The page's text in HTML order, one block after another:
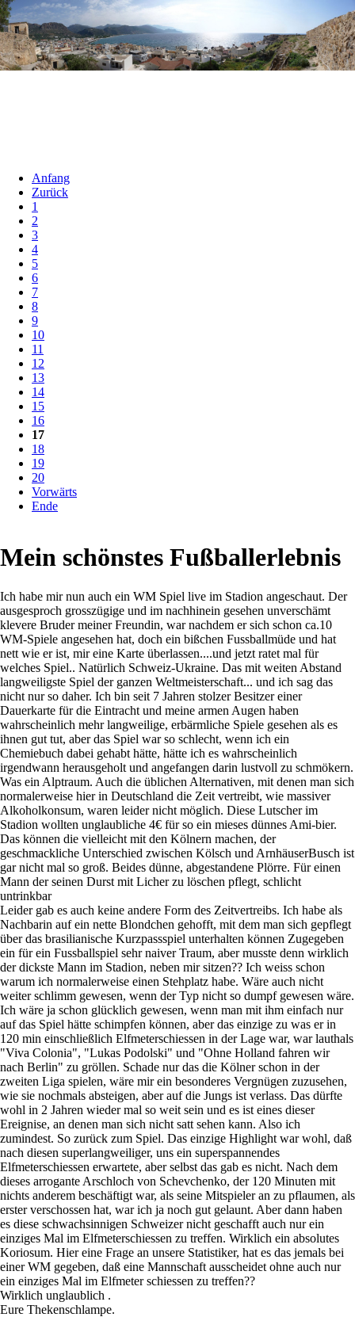
Anfang
Zurück
1
2
3
4
5
6
7
8
9
10
11
12
13
14
15
16
17
18
19
20
Vorwärts
Ende
Mein schönstes Fußballerlebnis
Ich habe mir nun auch ein WM Spiel live im Stadion angeschaut. Der
ausgesproch grosszügige und im nachhinein gesehen unverschämt
klevere Bruder meiner Freundin, war nachdem er sich schon ca.10
WM-Spiele angesehen hat, doch ein bißchen Fussballmüde und hat
nett wie er ist, mir eine Karte überlassen....und jetzt ratet mal für
welches Spiel.. Natürlich Schweiz-Ukraine. Das mit weiten Abstand
langweiligste Spiel der ganzen Weltmeisterschaft... und ich sag das
nicht nur so daher. Ich bin seit 7 Jahren stolzer Besitzer einer
Dauerkarte für die Eintracht und meine armen Augen haben
wahrscheinlich mehr langweilige, erbärmliche Spiele gesehen als es
ihnen gut tut, aber das Spiel war so schlecht, wenn ich ein
Chemiebuch dabei gehabt hätte, hätte ich es wahrscheinlich
irgendwann herausgeholt und angefangen darin lustvoll zu schmökern.
Was ein Alptraum. Auch die üblichen Alternativen, mit denen man sich
normalerweise hier in Deutschland die Zeit vertreibt, wie massiver
Alkoholkonsum, waren leider nicht möglich. Diese Lutscher im
Stadion wollten unglaubliche 4€ für so ein mieses dünnes Ami-bier.
Das können die vielleicht mit den Kölnern machen, der
geschmackliche Unterschied zwischen Kölsch und ArnhäuserBusch ist
gar nicht mal so groß. Beides dünne, abgestandene Plörre. Für einen
Mann der seinen Durst mit Licher zu löschen pflegt, schlicht
untrinkbar
Leider gab es auch keine andere Form des Zeitvertreibs. Ich habe als
Nachbarin auf ein nette Blondchen gehofft, mit dem man sich gepflegt
über das brasilianische Kurzpassspiel unterhalten können Zugegeben
ein für ein Fussballspiel sehr naiver Traum, aber musste denn wirklich
der dickste Mann im Stadion, neben mir sitzen?? Ich weiss schon
warum ich normalerweise einen Stehplatz habe. Wäre auch nicht
weiter schlimm gewesen, wenn der Typ nicht so dumpf gewesen wäre.
Ich wäre ja schon glücklich gewesen, wenn man mit ihm einfach nur
auf das Spiel hätte schimpfen können, aber das einzige zu was er in
120 min einschließlich Elfmeterschiessen in der Lage war, war lauthals
"Viva Colonia", "Lukas Podolski" und "Ohne Holland fahren wir
nach Berlin" zu gröllen. Schade nur das die Kölner schon in der
zweiten Liga spielen, wäre mir ein besonderes Vergnügen zuzusehen,
wie sie nochmals absteigen, aber auf die Jungs ist verlass. Das dürfte
wohl in 2 Jahren wieder mal so weit sein und es ist eines dieser
Ereignise, an denen man sich nicht satt sehen kann. Also ich
zumindest. So zurück zum Spiel. Das einzige Highlight war wohl, daß
nach diesen superlangweiliger, uns ein superspannendes
Elfmeterschiessen erwartete, aber selbst das gab es nicht. Nach dem
dieses arrogante Arschloch von Schevchenko, der 120 Minuten mit
nichts anderem beschäftigt war, als seine Mitspieler an zu pflaumen, als
erster verschossen hat, war ich ja noch gut gelaunt. Aber dann haben
es diese schwachsinnigen Schweizer nicht geschafft auch nur ein
einziges Mal im Elfmeterschiessen zu treffen. Wirklich ein absolutes
Koriosum. Hier eine Frage an unsere Statistiker, hat es das jemals bei
einer WM gegeben, daß eine Mannschaft ausscheidet ohne auch nur
ein einziges Mal im Elfmeter schiessen zu treffen??
Wirklich unglaublich .
Eure Thekenschlampe.